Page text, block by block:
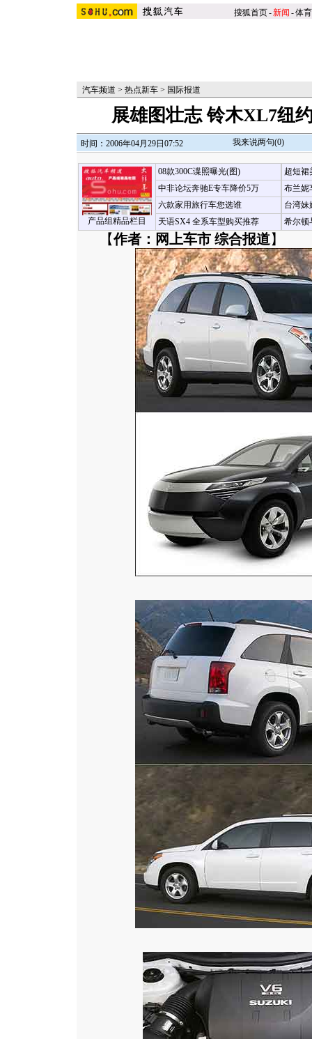
搜狐首页-新闻 -体育
汽车频道 > 热点新车 > 国际报道
展雄图壮志 铃木XL7纽
时间：2006年04月29日07:52 我来说两句(0)
产品组精品栏目
08款300C谍照曝光(图)
中非论坛奔驰E专车降价5万
六款家用旅行车您选谁
天语SX4 全系车型购买推荐
超短裙
布兰妮
台湾妹
希尔顿
【作者：网上车市 综合报道】